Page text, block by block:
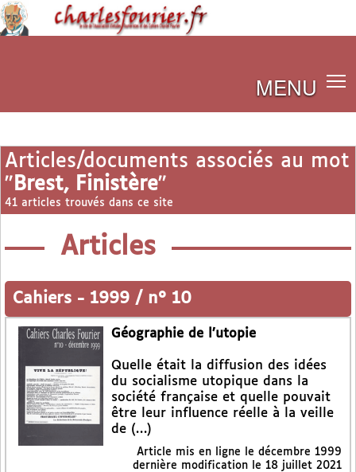
MENU
Articles/documents associés au mot
" Brest, Finistère"
41 articles trouvés dans ce site
Articles
Cahiers - 1999 / n° 10
Géographie de l’utopie
Quelle était la diffusion des idées
du socialisme utopique dans la
société française et quelle pouvait
être leur influence réelle à la veille
de (…)
Article mis en ligne le décembre 1999
dernière modification le 18 juillet 2021